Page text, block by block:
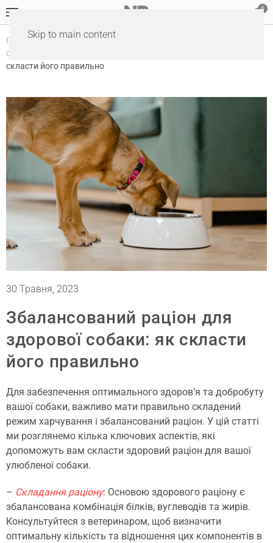
Skip to main content
Головна Блог
Звички харчування та догляду за
собакою
скласти його правильно
30 Травня, 2023
Збалансований раціон для
здорової собаки: як скласти
його правильно
Для забезпечення оптимального здоров’я та добробуту
вашої собаки, важливо мати правильно складений
режим харчування і збалансований раціон. У цій статті
ми розглянемо кілька ключових аспектів, які
допоможуть вам скласти здоровий раціон для вашої
улюбленої собаки.
– Складання раціону: Основою здорового раціону є
збалансована комбінація білків, вуглеводів та жирів.
Консультуйтеся з ветеринаром, щоб визначити
оптимальну кількість та відношення цих компонентів в